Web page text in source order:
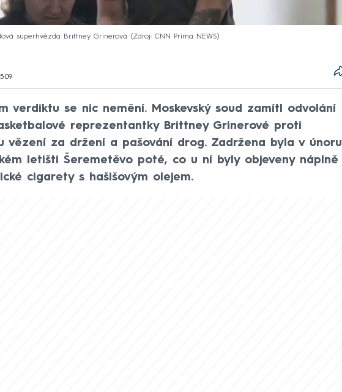
superhvězda Brittney Grinerová Zdroj: CNN Prima NEWS
verdiktu se nic nemění. Moskevský soud zamítl odvolání
reprezentantky Brittney Grinerové proti
vězení za držení a pašování drog. Zadržena byla v únoru
letišti Šeremetěvo poté, co u ní byly objeveny náplně
cigarety s hašišovým olejem.